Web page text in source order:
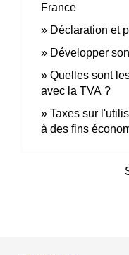
France
Déclaration et
Développer
Quelles sont
avec la TVA ?
Taxes sur
à des fins